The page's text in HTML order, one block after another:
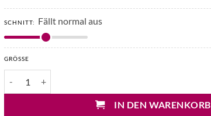
SCHNITT: Fällt normal aus
GRÖSSE
IN DEN WARENKORB